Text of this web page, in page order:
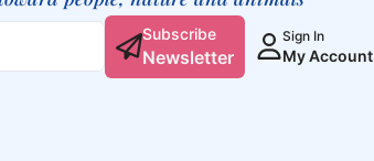
Subscribe
Newsletter
Sign In
My Account
quantity